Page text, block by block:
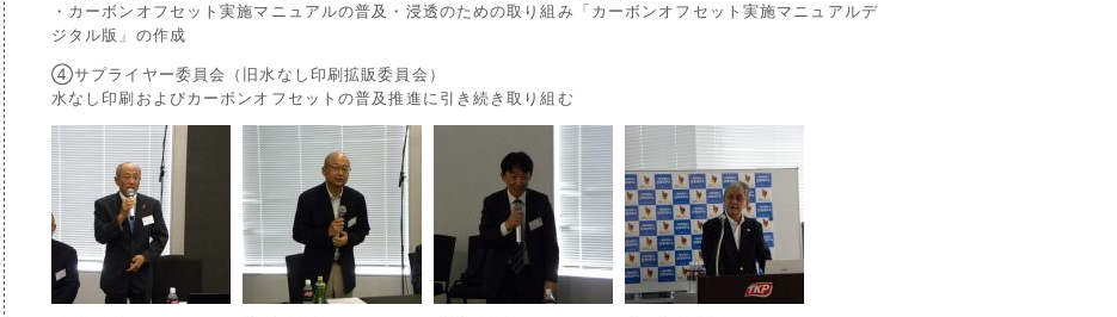
・カーボンオフセット実施マニュアルの普及・浸透のための取り組み「カーボンオフセット実施マニュアルデ
ジタル版」の作成
④サプライヤー委員会（旧水なし印刷拡販委員会）
水なし印刷およびカーボンオフセットの普及推進に引き続き取り組む